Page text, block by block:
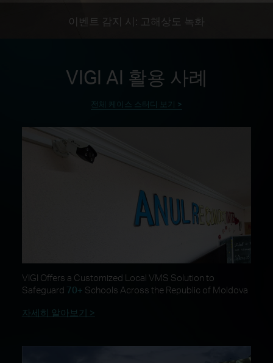
이벤트 감지 시: 고해상도 녹화
VIGI AI 활용 사례
전체 케이스 스터디 보기 >
VIGI Offers a Customized Local VMS Solution to
Safeguard 70+ Schools Across the Republic of Moldova
자세히 알아보기 >